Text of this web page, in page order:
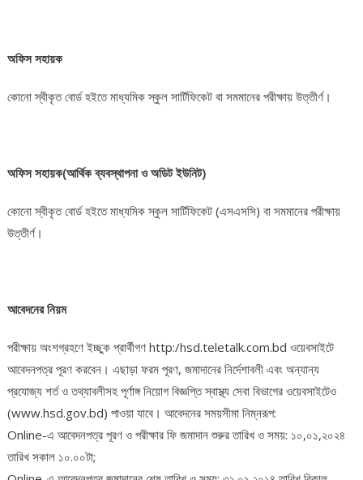
অফিস সহায়ক
কোনো স্বীকৃত বোর্ড হইতে মাধ্যমিক স্কুল সার্টিফিকেট বা সমমানের পরীক্ষায় উত্তীর্ণ।
অফিস সহায়ক(আর্থিক ব্যবস্থাপনা ও অডিট ইউনিট)
কোনো স্বীকৃত বোর্ড হইতে মাধ্যমিক স্কুল সার্টিফিকেট (এসএসসি) বা সমমানের পরীক্ষায়
উত্তীর্ণ।
আবেদনের নিয়ম
পরীক্ষায় অংশগ্রহণে ইচ্ছুক প্রার্থীগণ http:/hsd.teletalk.com.bd ওয়েবসাইটে
আবেদনপত্র পূরণ করবেন। এছাড়া ফরম পূরণ, জমাদানের নির্দেশাবলী এবং অন্যান্য
প্রযোজ্য শর্ত ও তথ্যাবলীসহ পূর্ণাঙ্গ নিয়োগ বিজ্ঞপ্তি স্বাস্থ্য সেবা বিভাগের ওয়েবসাইটেও
(www.hsd.gov.bd) পাওয়া যাবে। আবেদনের সময়সীমা নিম্নরূপ:
Online-এ আবেদনপত্র পূরণ ও পরীক্ষার ফি জমাদান শুরুর তারিখ ও সময়: ১০,০১,২০২৪
তারিখ সকাল ১০.০০টা;